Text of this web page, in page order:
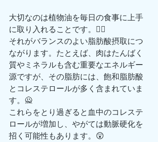
大切なのは植物油を毎日の食事に上手
に取り入れることです。🙆‍♂️
それがバランスのよい脂肪酸摂取につ
ながります。たとえば、肉はたんばく
質やミネラルも含む重要なエネルギー
源ですが、その脂肪には、飽和脂肪酸
とコレステロールが多く含まれていま
す。🙅
これらをとり過ぎると血中のコレステ
ロールが増加し、やがては動脈硬化を
招く可能性もあります。😲